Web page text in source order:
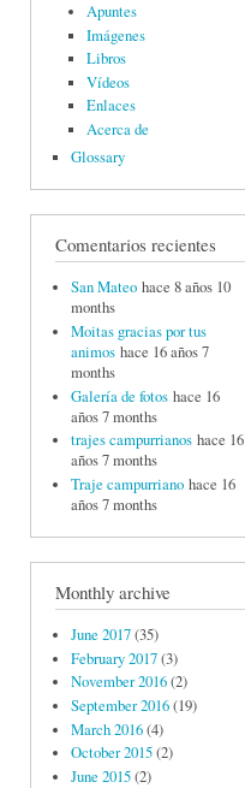
Apuntes
Imágenes
Libros
Vídeos
Enlaces
Acerca de
Glossary
Comentarios recientes
San Mateo hace 8 años 10
months
Moitas gracias por tus
animos hace 16 años 7
months
Galería de fotos hace 16
años 7 months
trajes campurrianos hace 16
años 7 months
Traje campurriano hace 16
años 7 months
Monthly archive
June 2017(35)
February 2017(3)
November 2016(2)
September 2016(19)
March 2016(4)
October 2015(2)
June 2015(2)